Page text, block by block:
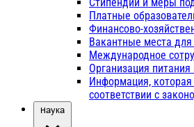
Стипендии и меры
Платные
Финансово-
Вакантные места
Международное
Организация
Информация,
соответствии с
Наука